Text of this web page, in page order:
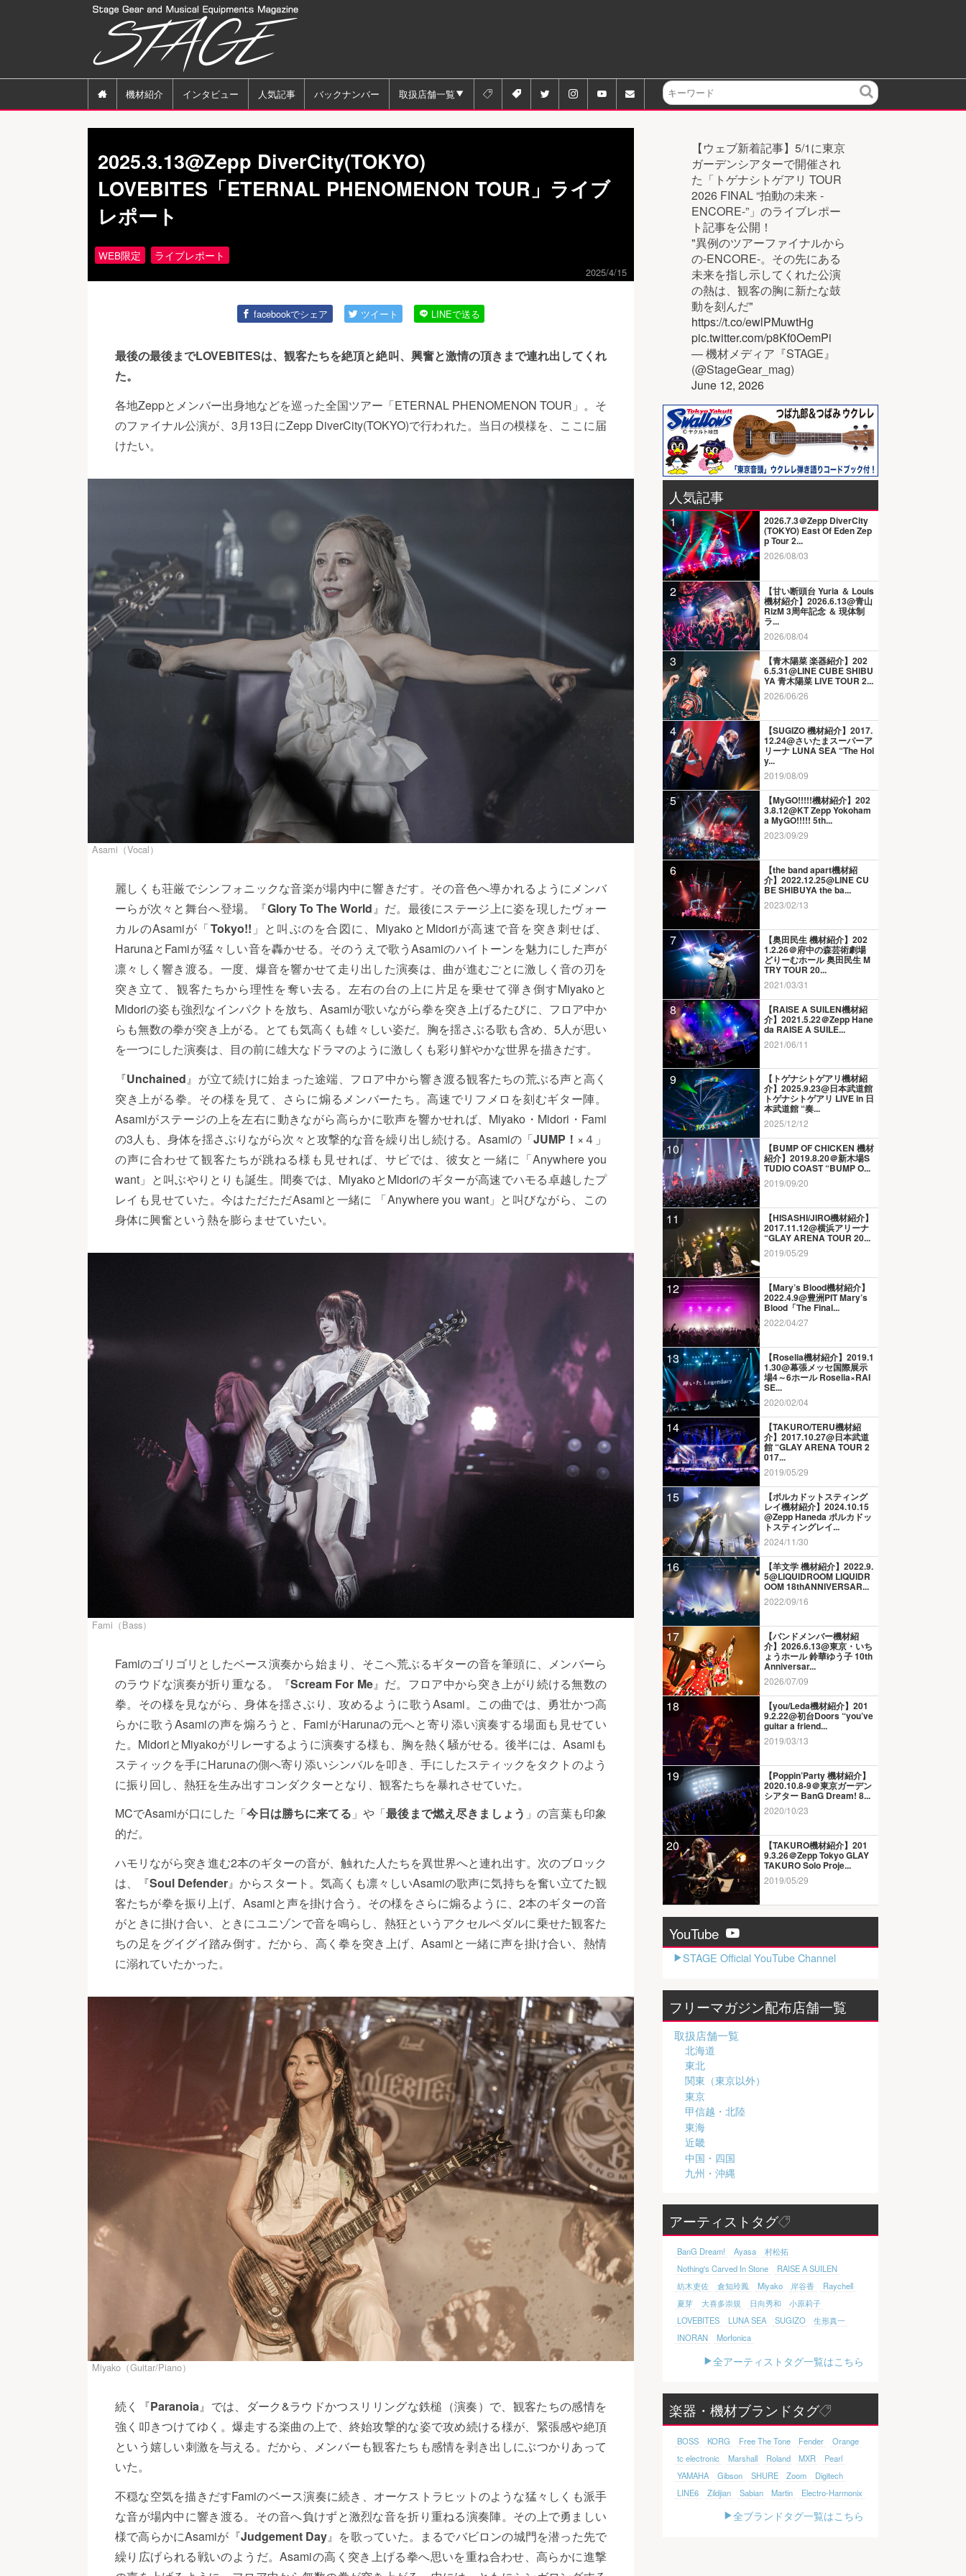
 機材紹介 インタビュー 人気記事 バックナンバー 取扱店舗一覧      
検
2025.3.13@Zepp DiverCity(TOKYO)
LOVEBITES「ETERNAL PHENOMENON TOUR」ライブ
レポート
WEB限定 ライブレポート
2025/4/15
facebookでシェア ツイート LINEで送る
最後の最後までLOVEBITESは、観客たちを絶頂と絶叫、興奮と激情の頂きまで連れ出してくれ
た。
各地Zeppとメンバー出身地などを巡った全国ツアー「ETERNAL PHENOMENON TOUR」。そ
のファイナル公演が、3月13日にZepp DiverCity(TOKYO)で行われた。当日の模様を、ここに届
けたい。
Asami（Vocal）
麗しくも荘厳でシンフォニックな音楽が場内中に響きだす。その音色へ導かれるようにメンバ
ーらが次々と舞台へ登場。『Glory To The World』だ。最後にステージ上に姿を現したヴォー
カルのAsamiが「Tokyo!! 」と叫ぶのを合図に、MiyakoとMidoriが高速で音を突き刺せば、
HarunaとFamiが猛々しい音を轟かせる。そのうえで歌うAsamiのハイトーンを魅力にした声が
凛々しく響き渡る。一度、爆音を響かせて走り出した演奏は、曲が進むごとに激しく音の刃を
突き立て、観客たちから理性を奪い去る。左右の台の上に片足を乗せて弾き倒すMiyakoと
Midoriの姿も強烈なインパクトを放ち、Asamiが歌いながら拳を突き上げるたびに、フロア中か
らも無数の拳が突き上がる。とても気高くも雄々しい姿だ。胸を揺さぶる歌も含め、5人が思い
を一つにした演奏は、目の前に雄大なドラマのように激しくも彩り鮮やかな世界を描きだす。
『Unchained』が立て続けに始まった途端、フロア中から響き渡る観客たちの荒ぶる声と高く
突き上がる拳。その様を見て、さらに煽るメンバーたち。高速でリフメロを刻むギター陣。
Asamiがステージの上を左右に動きながら高らかに歌声を響かせれば、Miyako・Midori・Fami
の3人も、身体を揺さぶりながら次々と攻撃的な音を繰り出し続ける。Asamiの「JUMP！ ×４」
の声に合わせて観客たちが跳ねる様も見せれば、サビでは、彼女と一緒に「Anywhere you
want」と叫ぶやりとりも誕生。間奏では、MiyakoとMidoriのギターが高速でハモる卓越したプ
レイも見せていた。今はただただAsamiと一緒に 「Anywhere you want」と叫びながら、この
身体に興奮という熱を膨らませていたい。
Fami（Bass）
Famiのゴリゴリとしたベース演奏から始まり、そこへ荒ぶるギターの音を筆頭に、メンバーら
のラウドな演奏が折り重なる。『Scream For Me』だ。フロア中から突き上がり続ける無数の
拳。その様を見ながら、身体を揺さぶり、攻めるように歌うAsami。この曲では、勇壮かつ高
らかに歌うAsamiの声を煽ろうと、FamiがHarunaの元へと寄り添い演奏する場面も見せてい
た。MidoriとMiyakoがリレーするように演奏する様も、胸を熱く騒がせる。後半には、Asamiも
スティックを手にHarunaの側へ寄り添いシンバルを叩き、手にしたスティックをタクトのよう
に振り回し、熱狂を生み出すコンダクターとなり、観客たちを暴れさせていた。
MCでAsamiが口にした「今日は勝ちに来てる 」や「最後まで燃え尽きましょう 」の言葉も印象
的だ。
ハモリながら突き進む2本のギターの音が、触れた人たちを異世界へと連れ出す。次のブロック
は、『Soul Defender』からスタート。気高くも凛々しいAsamiの歌声に気持ちを奮い立てた観
客たちが拳を振り上げ、Asamiと声を掛け合う。その様をさらに煽るように、2本のギターの音
がときに掛け合い、ときにユニゾンで音を鳴らし、熱狂というアクセルペダルに乗せた観客た
ちの足をグイグイ踏み倒す。だから、高く拳を突き上げ、Asamiと一緒に声を掛け合い、熱情
に溺れていたかった。
Miyako（Guitar/Piano）
続く『Paranoia』では、ダーク&ラウドかつスリリングな鉄槌（演奏）で、観客たちの感情を
強く叩きつけてゆく。爆走する楽曲の上で、終始攻撃的な姿で攻め続ける様が、緊張感や絶頂
という嬉しい刺激を与える。だから、メンバーも観客たちも感情を剥き出しにぶつかりあって
いた。
不穏な空気を描きだすFamiのベース演奏に続き、オーケストラヒットのような猛々しくも派手
な音が場内中に響き渡る。その音へ負けずと激烈な音を折り重ねる演奏陣。その上で勇ましい
様で高らかにAsamiが『Judgement Day』を歌っていた。まるでバビロンの城門を潜った先で
繰り広げられる戦いのようだ。Asamiの高く突き上げる拳へ思いを重ね合わせ、高らかに進撃
【ウェブ新着記事】5/1に東京
ガーデンシアターで開催され
た「トゲナシトゲアリ TOUR
2026 FINAL “拍動の未来 -
ENCORE-”」のライブレポー
ト記事を公開！
"異例のツアーファイナルから
の-ENCORE-。その先にある
未来を指し示してくれた公演
の熱は、観客の胸に新たな鼓
動を刻んだ"
https://t.co/ewlPMuwtHg
pic.twitter.com/p8Kf0OemPi
— 機材メディア『STAGE』
(@StageGear_mag)
June 12, 2026
人気記事
1 2026.7.3＠Zepp DiverCity
(TOKYO) East Of Eden Zep
p Tour 2...
2026/08/03
2 【甘い断頭台 Yuria ＆ Louis
機材紹介】2026.6.13@青山
RizM 3周年記念 ＆ 現体制
ラ...
2026/08/04
3 【青木陽菜 楽器紹介】202
6.5.31@LINE CUBE SHIBU
YA 青木陽菜 LIVE TOUR 2...
2026/06/26
4 【SUGIZO 機材紹介】2017.
12.24@さいたまスーパーア
リーナ LUNA SEA “The Hol
y...
2019/08/09
5 【MyGO!!!!!機材紹介】202
3.8.12@KT Zepp Yokoham
a MyGO!!!!! 5th...
2023/09/29
6 【the band apart機材紹
介】2022.12.25@LINE CU
BE SHIBUYA the ba...
2023/02/13
7 【奥田民生 機材紹介】202
1.2.26＠府中の森芸術劇場
どりーむホール 奥田民生 M
TRY TOUR 20...
2021/03/31
8 【RAISE A SUILEN機材紹
介】2021.5.22＠Zepp Hane
da RAISE A SUILE...
2021/06/11
9 【トゲナシトゲアリ機材紹
介】2025.9.23@日本武道館
トゲナシトゲアリ LIVE in 日
本武道館 “奏...
2025/12/12
10 【BUMP OF CHICKEN 機材
紹介】2019.8.20＠新木場S
TUDIO COAST “BUMP O...
2019/09/20
11 【HISASHI/JIRO機材紹介】
2017.11.12@横浜アリーナ
“GLAY ARENA TOUR 20...
2019/05/29
12 【Mary’s Blood機材紹介】
2022.4.9@豊洲PIT Mary’s
Blood「The Final...
2022/04/27
13 【Roselia機材紹介】2019.1
1.30@幕張メッセ国際展示
場4～6ホール Roselia×RAI
SE...
2020/02/04
14 【TAKURO/TERU機材紹
介】2017.10.27@日本武道
館 “GLAY ARENA TOUR 2
017...
2019/05/29
15 【ポルカドットスティング
レイ機材紹介】2024.10.15
@Zepp Haneda ポルカドッ
トスティングレイ...
2024/11/30
16 【羊文学 機材紹介】2022.9.
5@LIQUIDROOM LIQUIDR
OOM 18thANNIVERSAR...
2022/09/16
17 【バンドメンバー機材紹
介】2026.6.13@東京・いち
ょうホール 鈴華ゆう子 10th
Anniversar...
2026/07/09
18 【you/Leda機材紹介】201
9.2.22@初台Doors “you’ve
guitar a friend...
2019/03/13
19 【Poppin’Party 機材紹介】
2020.10.8-9＠東京ガーデン
シアター BanG Dream! 8...
2020/10/23
20 【TAKURO機材紹介】201
9.3.26＠Zepp Tokyo GLAY
TAKURO Solo Proje...
2019/05/29
YouTube
STAGE Official YouTube Channel
フリーマガジン配布店舗一覧
取扱店舗一覧
北海道
東北
関東（東京以外）
東京
甲信越・北陸
東海
近畿
中国・四国
九州・沖縄
アーティストタグ
BanG Dream! Ayasa
村松拓
Nothing's Carved In Stone
RAISE A SUILEN
紡木吏佐
倉知玲鳳 Miyako 岸谷香
Raychell
夏芽
大喜多崇規 日向秀和
小原莉子
LOVEBITES
LUNA SEA SUGIZO
生形真一
INORAN
Morfonica
全アーティストタグ一覧はこちら
楽器・機材ブランドタグ
BOSS KORG Free The Tone Fender
Orange
tc electronic
Marshall Roland MXR
Pearl
YAMAHA
Gibson SHURE Zoom
Digitech
LINE6
Zildjian Sabian Martin Electro-Harmonix
全ブランドタグ一覧はこちら